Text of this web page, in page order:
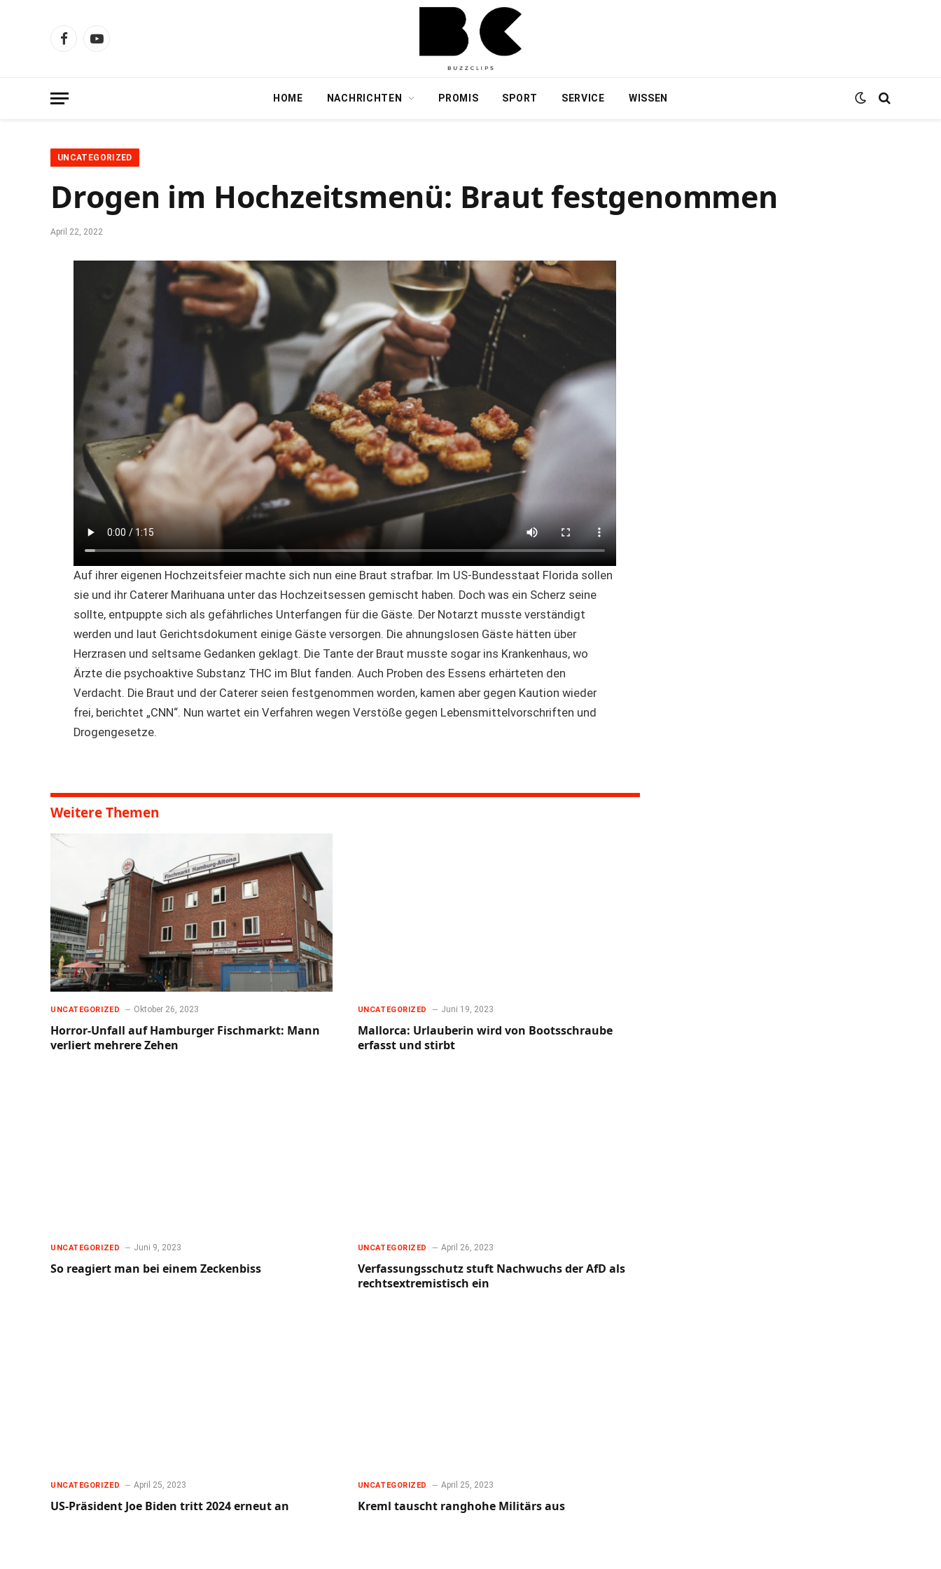
FacebookYouTube
HOME NACHRICHTEN PROMIS SPORT SERVICE WISSEN
UNCATEGORIZED
Drogen im Hochzeitsmenü: Braut festgenommen
April 22, 2022
Auf ihrer eigenen Hochzeitsfeier machte sich nun eine Braut strafbar. Im US-Bundesstaat Florida sollen
sie und ihr Caterer Marihuana unter das Hochzeitsessen gemischt haben. Doch was ein Scherz seine
sollte, entpuppte sich als gefährliches Unterfangen für die Gäste. Der Notarzt musste verständigt
werden und laut Gerichtsdokument einige Gäste versorgen. Die ahnungslosen Gäste hätten über
Herzrasen und seltsame Gedanken geklagt. Die Tante der Braut musste sogar ins Krankenhaus, wo
Ärzte die psychoaktive Substanz THC im Blut fanden. Auch Proben des Essens erhärteten den
Verdacht. Die Braut und der Caterer seien festgenommen worden, kamen aber gegen Kaution wieder
frei, berichtet „CNN“. Nun wartet ein Verfahren wegen Verstöße gegen Lebensmittelvorschriften und
Drogengesetze.
Weitere Themen
UNCATEGORIZED Oktober 26, 2023
Horror-Unfall auf Hamburger Fischmarkt: Mann
verliert mehrere Zehen
UNCATEGORIZED Juni 19, 2023
Mallorca: Urlauberin wird von Bootsschraube
erfasst und stirbt
UNCATEGORIZED Juni 9, 2023
So reagiert man bei einem Zeckenbiss
UNCATEGORIZED April 26, 2023
Verfassungsschutz stuft Nachwuchs der AfD als
rechtsextremistisch ein
UNCATEGORIZED April 25, 2023
US-Präsident Joe Biden tritt 2024 erneut an
UNCATEGORIZED April 25, 2023
Kreml tauscht ranghohe Militärs aus